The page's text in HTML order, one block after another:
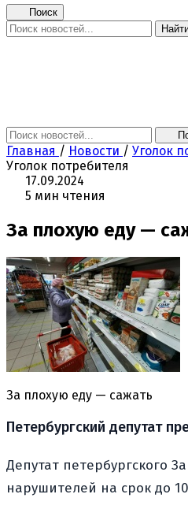
Поиск
Главная / Новости / Уголок
Уголок потребителя
17.09.2024
5 мин чтения
За плохую еду —
За плохую еду — сажать
Петербургский депутат
Депутат петербургского
нарушителей на срок до